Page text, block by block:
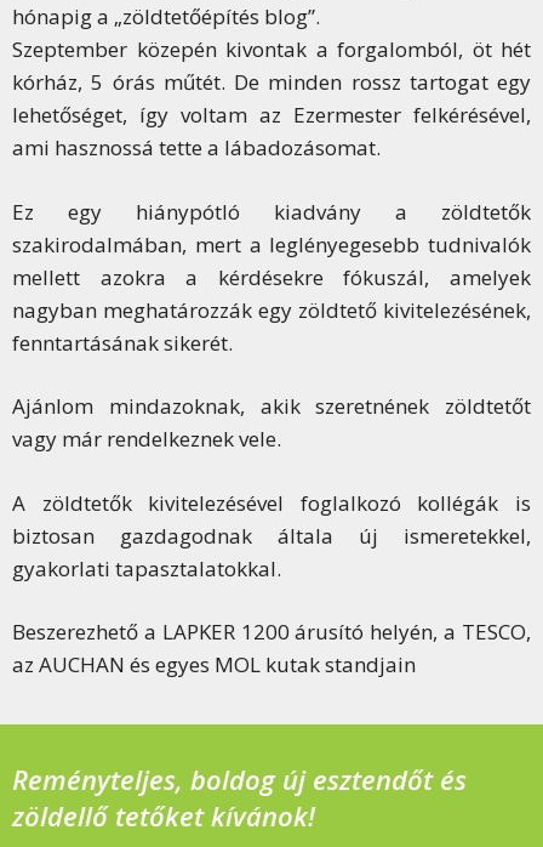
hónapig a „zöldtetőépítés blog”.
Szeptember közepén kivontak a forgalomból, öt hét
kórház, 5 órás műtét. De minden rossz tartogat egy
lehetőséget, így voltam az Ezermester felkérésével,
ami hasznossá tette a lábadozásomat.
Ez egy hiánypótló kiadvány a zöldtetők
szakirodalmában, mert a leglényegesebb tudnivalók
mellett azokra a kérdésekre fókuszál, amelyek
nagyban meghatározzák egy zöldtető kivitelezésének,
fenntartásának sikerét.
Ajánlom mindazoknak, akik szeretnének zöldtetőt
vagy már rendelkeznek vele.
A zöldtetők kivitelezésével foglalkozó kollégák is
biztosan gazdagodnak általa új ismeretekkel,
gyakorlati tapasztalatokkal.
Beszerezhető a LAPKER 1200 árusító helyén, a TESCO,
az AUCHAN és egyes MOL kutak standjain
Reményteljes, boldog új esztendőt és
zöldellő tetőket kívánok!